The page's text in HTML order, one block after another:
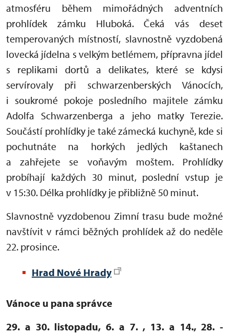
atmosféru během mimořádných adventních
prohlídek zámku Hluboká. Čeká vás deset
temperovaných místností, slavnostně vyzdobená
lovecká jídelna s velkým betlémem, přípravna jídel
s replikami dortů a delikates, které se kdysi
servírovaly při schwarzenberských Vánocích,
i soukromé pokoje posledního majitele zámku
Adolfa Schwarzenberga a jeho matky Terezie.
Součástí prohlídky je také zámecká kuchyně, kde si
pochutnáte na horkých jedlých kaštanech
a zahřejete se voňavým moštem. Prohlídky
probíhají každých 30 minut, poslední vstup je
v 15:30. Délka prohlídky je přibližně 50 minut.
Slavnostně vyzdobenou Zimní trasu bude možné
navštívit v rámci běžných prohlídek až do neděle
22. prosince.
Hrad Nové Hrady
Vánoce u pana správce
29. a 30. listopadu, 6. a 7. , 13. a 14., 28. -